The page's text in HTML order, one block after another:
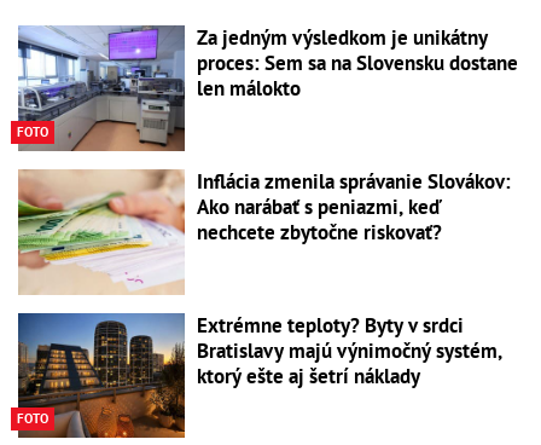
FOTO
Za jedným výsledkom je unikátny
proces: Sem sa na Slovensku dostane
len málokto
Inflácia zmenila správanie Slovákov:
Ako narábať s peniazmi, keď
nechcete zbytočne riskovať?
FOTO
Extrémne teploty? Byty v srdci
Bratislavy majú výnimočný systém,
ktorý ešte aj šetrí náklady